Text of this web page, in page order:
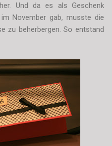
Und da es als Geschenk
November gab, musste die
zu beherbergen. So entstand